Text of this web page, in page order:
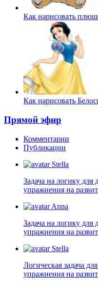
Как нарисовать
Как нарисовать
Прямой эфир
Комментарии
Публикации
Stella
Задача на логику для
упражнения на
Anna
Задача на логику для
упражнения на
Stella
Логическая задача
упражнения на